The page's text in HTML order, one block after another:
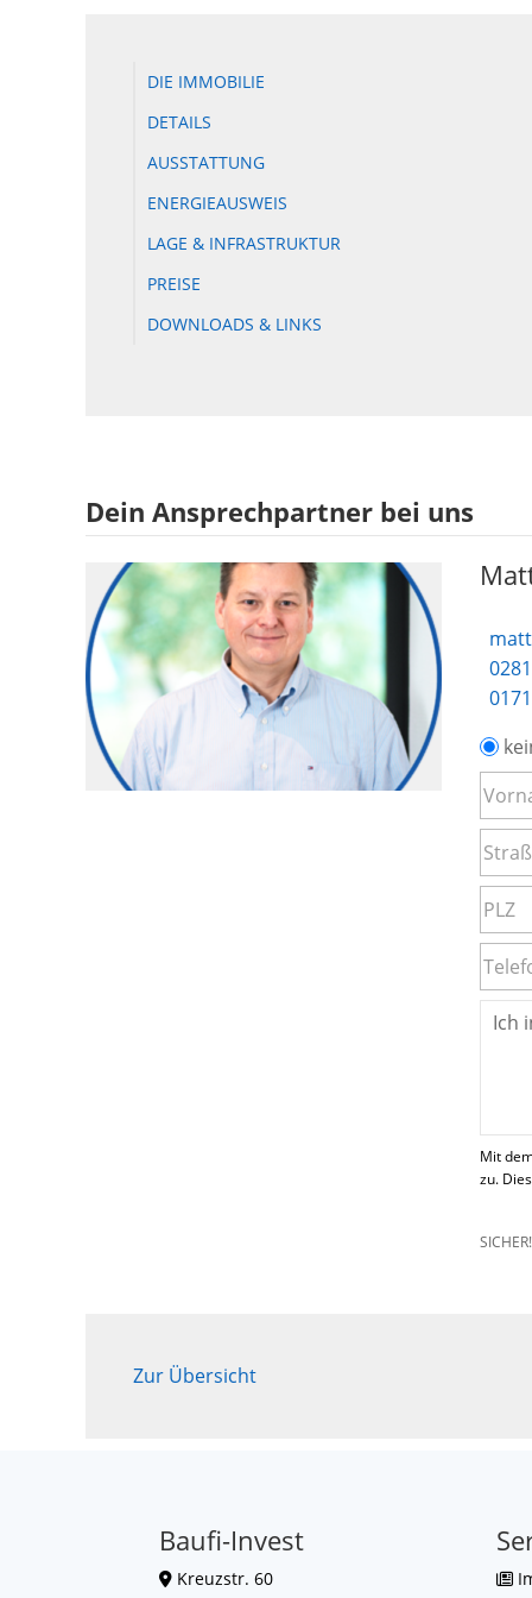
DIE IMMOBILIE
DETAILS
AUSSTATTUNG
ENERGIEAUSWEIS
LAGE & INFRASTRUKTUR
PREISE
DOWNLOADS & LINKS
Dein Ansprechpartner bei uns
Mit
zu.
Zur Übersicht
Baufi-Invest
Kreuzstr. 60